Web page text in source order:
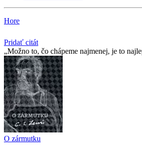
Hore
Pridať citát
Možno to, čo chápeme najmenej, je to
O zármutku